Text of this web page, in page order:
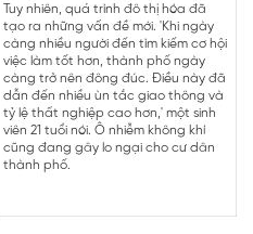
Tuy nhiên, quá trình đô thị hóa đã
tạo ra những vấn đề mới. 'Khi ngày
càng nhiều người đến tìm kiếm cơ hội
việc làm tốt hơn, thành phố ngày
càng trở nên đông đúc. Điều này đã
dẫn đến nhiều ùn tắc giao thông và
tỷ lệ thất nghiệp cao hơn,' một sinh
viên 21 tuổi nói. Ô nhiễm không khí
cũng đang gây lo ngại cho cư dân
thành phố.